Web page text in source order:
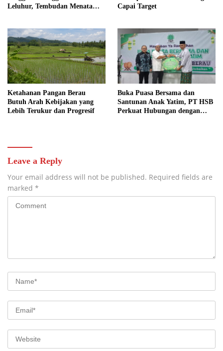
Leluhur, Tembudan Menata
Capai Target
Ketahanan Pangan Berau
Butuh Arah Kebijakan yang
Lebih Terukur dan Progresif
Buka Puasa Bersama dan
Santunan Anak Yatim, PT HSB
Perkuat Hubungan dengan
Leave a Reply
Your email address will not be published. Required fields are
marked *